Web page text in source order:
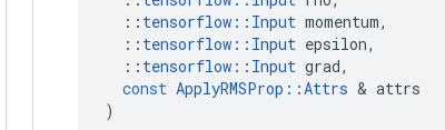
:: tensorflow :: Input momentum,
:: tensorflow :: Input epsilon,
:: tensorflow :: Input grad,
const ApplyRMSProp ::Attrs & attrs
)